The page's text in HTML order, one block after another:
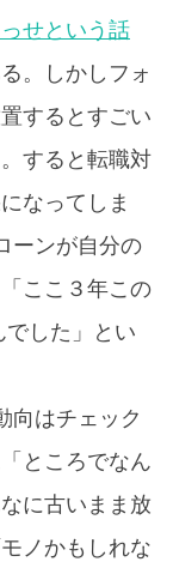
せという話
。しかしフォ
するとすごい
すると転職対
なってしま
ーンが自分の
ここ３年この
でした」とい
向はチェック
ところでなん
に古いまま放
ノかもしれな